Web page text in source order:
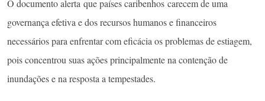
O documento alerta que países caribenhos carecem de uma
governança efetiva e dos recursos humanos e financeiros
necessários para enfrentar com eficácia os problemas de estiagem,
pois concentrou suas ações principalmente na contenção de
inundações e na resposta a tempestades.